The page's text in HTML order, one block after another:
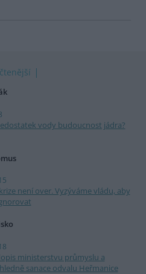
vody budoucnost jádra?
není over. Vyzýváme vládu, aby
ministerstvu průmyslu a
sanace odvalu Heřmanice